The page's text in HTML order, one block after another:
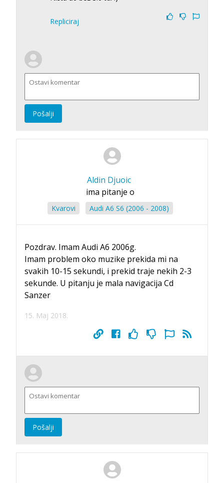
Repliciraj
Pošalji
Aldin Djuoic
ima pitanje o
Kvarovi Audi A6 S6 (2006 - 2008)
Pozdrav. Imam Audi A6 2006g.
Imam problem oko muzike prekida mi na
svakih 10-15 sekundi, i prekid traje nekih 2-3
sekunde. U pitanju je mala navigacija Cd
Sanzer
15. Maj 2018.
Pošalji